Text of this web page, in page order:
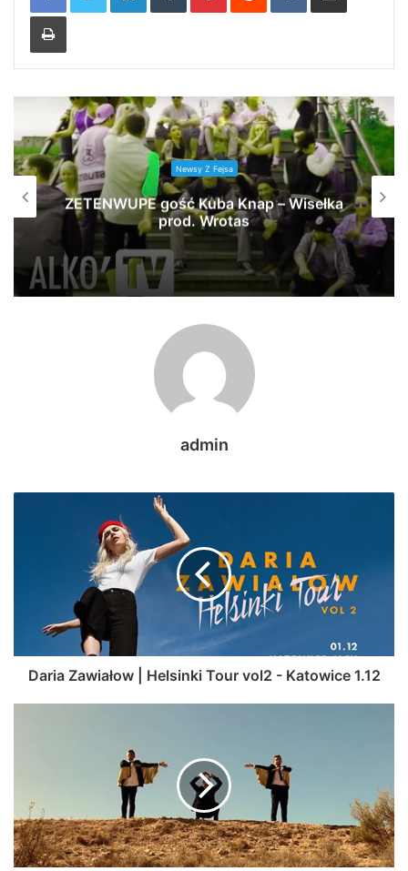
Print
Newsy Z Fejsa
ZETENWUPE gość Kuba Knap – Wisełka
prod. Wrotas
admin
Daria Zawiałow | Helsinki Tour vol2 - Katowice 1.12